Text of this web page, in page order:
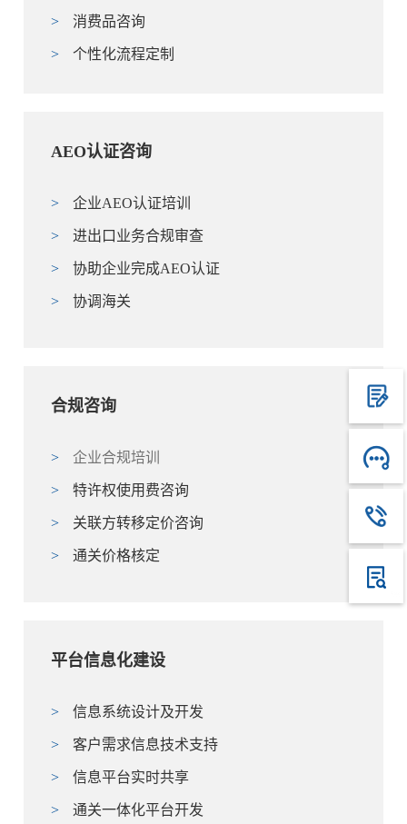
> 消费品咨询
> 个性化流程定制
AEO认证咨询
> 企业AEO认证培训
> 进出口业务合规审查
> 协助企业完成AEO认证
> 协调海关
合规咨询
> 企业合规培训
> 特许权使用费咨询
> 关联方转移定价咨询
> 通关价格核定
平台信息化建设
> 信息系统设计及开发
> 客户需求信息技术支持
> 信息平台实时共享
> 通关一体化平台开发